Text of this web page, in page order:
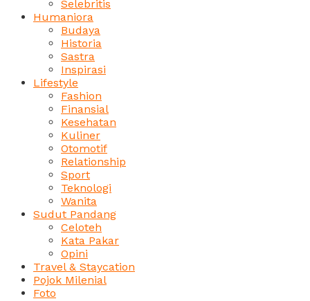
Selebritis
Humaniora
Budaya
Historia
Sastra
Inspirasi
Lifestyle
Fashion
Finansial
Kesehatan
Kuliner
Otomotif
Relationship
Sport
Teknologi
Wanita
Sudut Pandang
Celoteh
Kata Pakar
Opini
Travel & Staycation
Pojok Milenial
Foto